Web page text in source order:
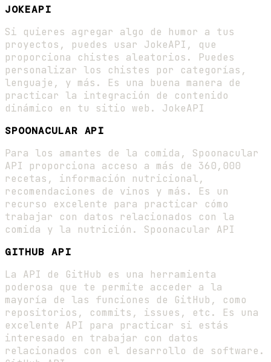
JOKEAPI
Si quieres agregar algo de humor a tus
proyectos, puedes usar JokeAPI, que
proporciona chistes aleatorios. Puedes
personalizar los chistes por categorías,
lenguaje, y más. Es una buena manera de
practicar la integración de contenido
dinámico en tu sitio web. JokeAPI
SPOONACULAR API
Para los amantes de la comida, Spoonacular
API proporciona acceso a más de 360,000
recetas, información nutricional,
recomendaciones de vinos y más. Es un
recurso excelente para practicar cómo
trabajar con datos relacionados con la
comida y la nutrición. Spoonacular API
GITHUB API
La API de GitHub es una herramienta
poderosa que te permite acceder a la
mayoría de las funciones de GitHub, como
repositorios, commits, issues, etc. Es una
excelente API para practicar si estás
interesado en trabajar con datos
relacionados con el desarrollo de software.